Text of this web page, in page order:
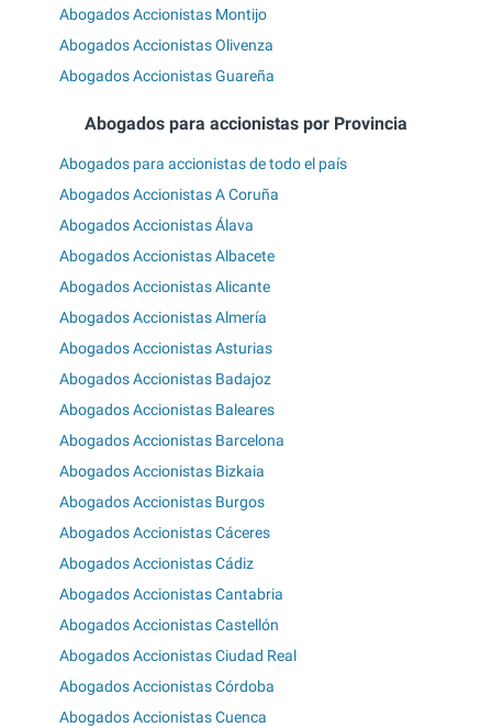
Abogados Accionistas Montijo
Abogados Accionistas Olivenza
Abogados Accionistas Guareña
Abogados para accionistas por Provincia
Abogados para accionistas de todo el país
Abogados Accionistas A Coruña
Abogados Accionistas Álava
Abogados Accionistas Albacete
Abogados Accionistas Alicante
Abogados Accionistas Almería
Abogados Accionistas Asturias
Abogados Accionistas Badajoz
Abogados Accionistas Baleares
Abogados Accionistas Barcelona
Abogados Accionistas Bizkaia
Abogados Accionistas Burgos
Abogados Accionistas Cáceres
Abogados Accionistas Cádiz
Abogados Accionistas Cantabria
Abogados Accionistas Castellón
Abogados Accionistas Ciudad Real
Abogados Accionistas Córdoba
Abogados Accionistas Cuenca